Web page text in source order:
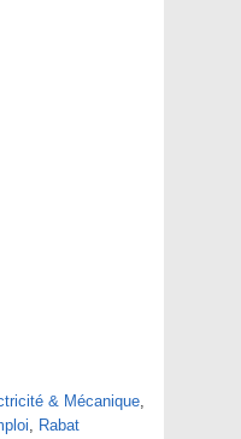
& Mécanique,
, Rabat